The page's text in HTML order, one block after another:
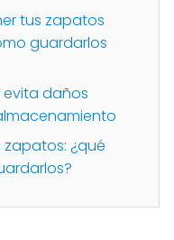
tus zapatos
guardarlos
daños
¿qué